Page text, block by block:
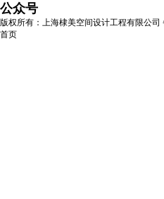
公众号
版权所有：上海棣美空间设计工程有限公司
首页